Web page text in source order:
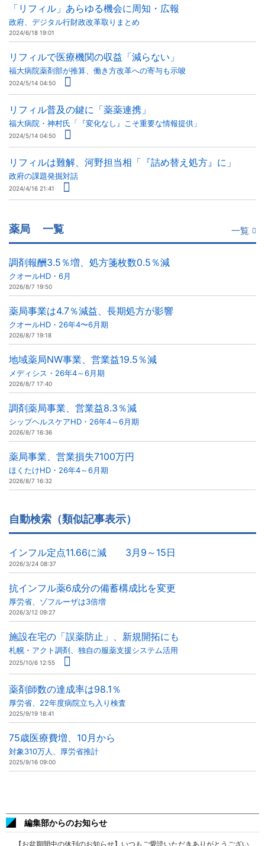
「リフィル」あらゆる機会に周知・広報
政府、デジタル行財政改革取りまとめ
2024/6/18 19:01
リフィルで医療機関の収益「減らない」
福大病院薬剤部が推算、働き方改革への寄与も示唆
2024/5/14 04:50
リフィル普及の鍵に「薬薬連携」
福大病院・神村氏「『変化なし』こそ重要な情報提供」
2024/5/14 04:50
リフィルは難解、河野担当相「『詰め替え処方』に」
政府の課題発掘対話
2024/4/16 21:41
薬局 一覧 一覧
調剤報酬3.5％増、処方箋枚数0.5％減
クオールHD・6月
2026/8/7 19:50
薬局事業は4.7％減益、長期処方が影響
クオールHD・26年4〜6月期
2026/8/7 19:18
地域薬局NW事業、営業益19.5％減
メディシス・26年4～6月期
2026/8/7 17:40
調剤薬局事業、営業益8.3％減
シップヘルスケアHD・26年4～6月期
2026/8/7 16:36
薬局事業、営業損失7100万円
ほくたけHD・26年4～6月期
2026/8/7 16:32
自動検索（類似記事表示）
インフル定点11.66に減 3月9～15日
2026/3/24 08:37
抗インフル薬6成分の備蓄構成比を変更
厚労省、ゾフルーザは3倍増
2026/3/12 09:27
施設在宅の「誤薬防止」、新規開拓にも
札幌・アクト調剤、独自の服薬支援システム活用
2025/10/6 12:55
薬剤師数の達成率は98.1％
厚労省、22年度病院立ち入り検査
2025/9/19 18:41
75歳医療費増、10月から
対象310万人、厚労省推計
2025/9/16 09:00
編集部からのお知らせ
【お盆期間中の休刊のお知らせ】いつもご愛読いただきありがとうござい